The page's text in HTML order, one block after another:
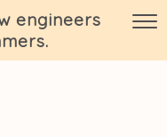
engineers